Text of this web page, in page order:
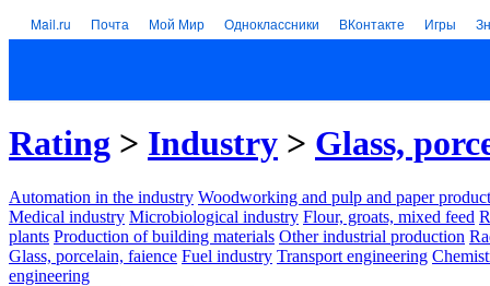
Mail.ru Почта Мой Мир Одноклассники ВКонтакте Игры
Rating > Industry > Glass,
Automation in the industry Woodworking and pulp and paper
Medical industry Microbiological industry Flour, groats, mixed feed
plants Production of building materials Other industrial production
Glass, porcelain, faience Fuel industry Transport engineering
engineering